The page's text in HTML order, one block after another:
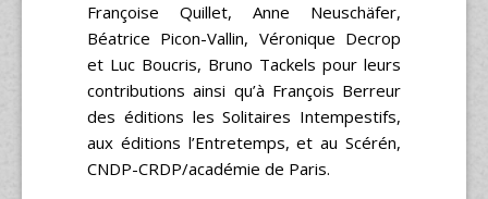
Françoise Quillet, Anne Neuschäfer,
Béatrice Picon-Vallin, Véronique Decrop
et Luc Boucris, Bruno Tackels pour leurs
contributions ainsi qu’à François Berreur
des éditions les Solitaires Intempestifs,
aux éditions l’Entretemps, et au Scérén,
CNDP-CRDP/académie de Paris.